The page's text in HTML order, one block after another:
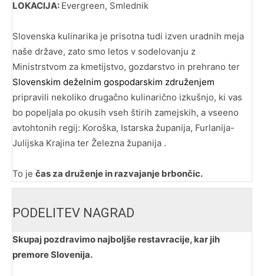
LOKACIJA: Evergreen, Smlednik
Slovenska kulinarika je prisotna tudi izven uradnih meja
naše države, zato smo letos v sodelovanju z
Ministrstvom za kmetijstvo, gozdarstvo in prehrano ter
Slovenskim deželnim gospodarskim združenjem
pripravili nekoliko drugačno kulinarično izkušnjo, ki vas
bo popeljala po okusih vseh štirih zamejskih, a vseeno
avtohtonih regij: Koroška, Istarska županija, Furlanija-
Julijska Krajina ter Železna županija .
To je čas za druženje in razvajanje brbončic.
PODELITEV NAGRAD
Skupaj pozdravimo najboljše restavracije, kar jih
premore Slovenija.